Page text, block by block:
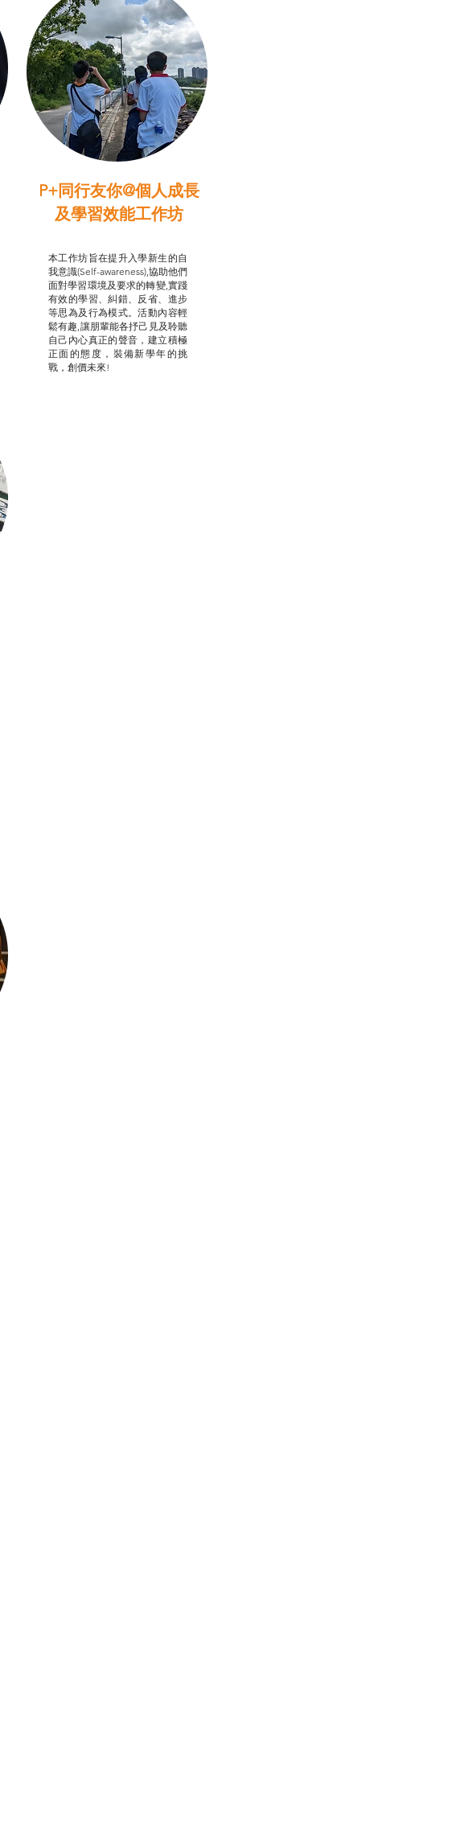
P+同行友你@個人成長
及學習效能工作坊
本工作坊旨在提升入學新生的自
我意識(Self-awareness),協助他們
面對學習環境及要求的轉變,實踐
有效的學習、糾錯、反省、進步
等思為及行為模式。活動內容輕
鬆有趣,讓朋輩能各抒己見及聆聽
自己內心真正的聲音，建立積極
正面的態度，裝備新學年的挑
戰，創價未來!